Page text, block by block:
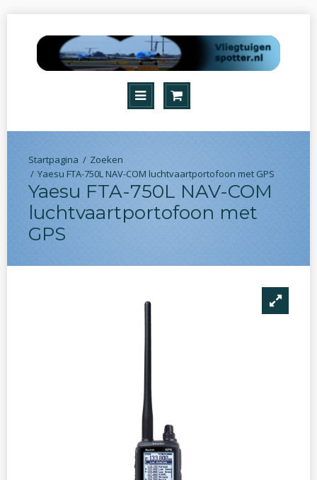
Zoeken
Yaesu FTA-750L NAV-COM luchtvaartportofoon met GPS
Yaesu FTA-750L NAV-COM
luchtvaartportofoon met
GPS